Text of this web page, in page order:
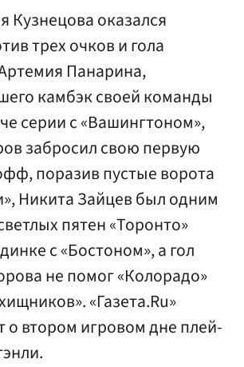
Кузнецова оказался
трех очков и гола
Панарина,
камбэк своей команды
серии с «Вашингтоном»,
забросил свою первую
поразив пустые ворота
Никита Зайцев был одним
пятен «Торонто»
с «Бостоном», а гол
не помог «Колорадо»
«Газета.Ru»
о втором игровом дне плей-